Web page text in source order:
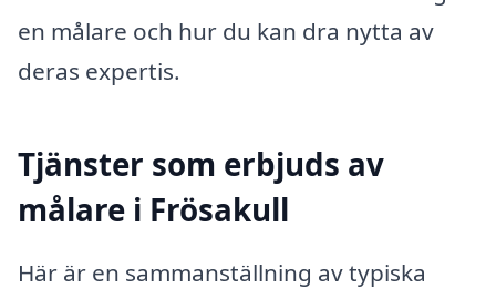
en målare och hur du kan dra nytta av
deras expertis.
Tjänster som erbjuds av
målare i Frösakull
Här är en sammanställning av typiska